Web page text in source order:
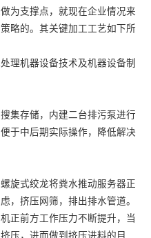
为支撑点，就现在企业情况来
略的。其关键加工工艺如下所
理机器设备技术及机器设备制
集存储，内建二台排污泵进行
于中后期实际操作，降低解决
旋式绞龙将粪水推动服务器正
，挤压网筛，排出排水管道。
正前方工作压力不断提升，当
压，进而做到挤压进料的目